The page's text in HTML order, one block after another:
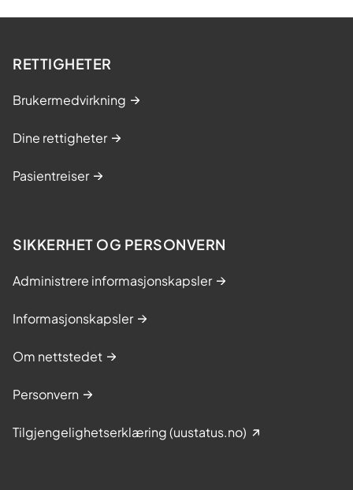
RETTIGHETER
Brukermedvirkning
Dine rettigheter
Pasientreiser
SIKKERHET OG PERSONVERN
Administrere informasjonskapsler
Informasjonskapsler
Om nettstedet
Personvern
Tilgjengelighetserklæring (uustatus.no)